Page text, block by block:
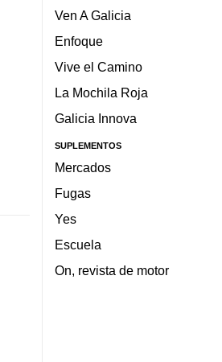
Ven A Galicia
Enfoque
Vive el Camino
La Mochila Roja
Galicia Innova
SUPLEMENTOS
Mercados
Fugas
Yes
Escuela
On, revista de motor